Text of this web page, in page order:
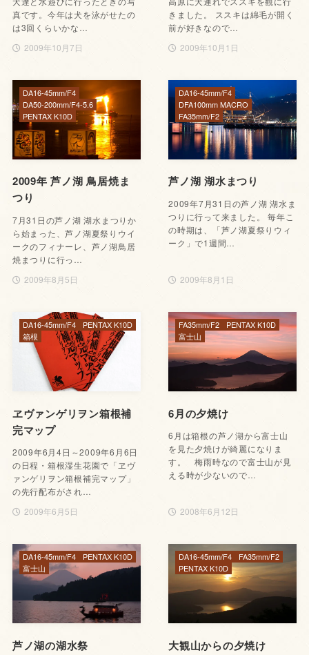
真です。今年は犬を泳がせたの
は3回くらいかな…
2009年10月7日
きました。 ススキは綿毛が開く
前が好きなので…
2009年10月1日
2009年 芦ノ湖 鳥居焼ま
つり
7月31日の芦ノ湖 湖水まつりか
ら始まった、芦ノ湖夏祭りウイ
ークのフィナーレ、芦ノ湖鳥居
焼まつりに行っ…
2009年8月5日
DA16-45mm/F4
DA50-200mm/F4-5.6
PENTAX K10D
芦ノ湖 湖水まつり
2009年7月31日の芦ノ湖 湖水ま
つりに行って来ました。 毎年こ
の時期は、「芦ノ湖夏祭りウィ
ーク」で1週間…
2009年8月1日
DA16-45mm/F4
DFA100mm MACRO
FA35mm/F2
ヱヴァンゲリヲン箱根補
完マップ
2009年6月4日～2009年6月6日
の日程・箱根湿生花園で「ヱヴ
ァンゲリヲン箱根補完マップ」
の先行配布がされ…
2009年6月5日
DA16-45mm/F4
PENTAX K10D
箱根
6月の夕焼け
6月は箱根の芦ノ湖から富士山
を見た夕焼けが綺麗になりま
す。 梅雨時なので富士山が見
える時が少ないので…
2008年6月12日
FA35mm/F2
PENTAX K10D
富士山
芦ノ湖の湖水祭
DA16-45mm/F4
PENTAX K10D
富士山
大観山からの夕焼け
DA16-45mm/F4
FA35mm/F2
PENTAX K10D